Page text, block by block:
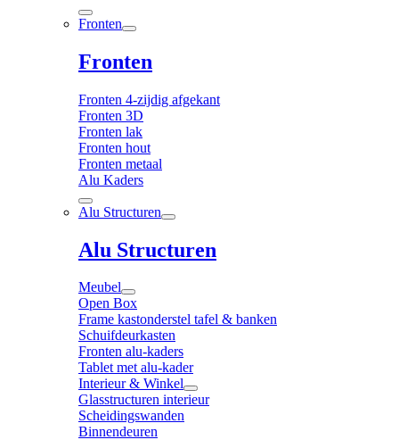
Fronten
Fronten
Fronten 4-zijdig afgekant
Fronten 3D
Fronten lak
Fronten hout
Fronten metaal
Alu Kaders
Alu Structuren
Alu Structuren
Meubel
Open Box
Frame kastonderstel tafel & banken
Schuifdeurkasten
Fronten alu-kaders
Tablet met alu-kader
Interieur & Winkel
Glasstructuren interieur
Scheidingswanden
Binnendeuren